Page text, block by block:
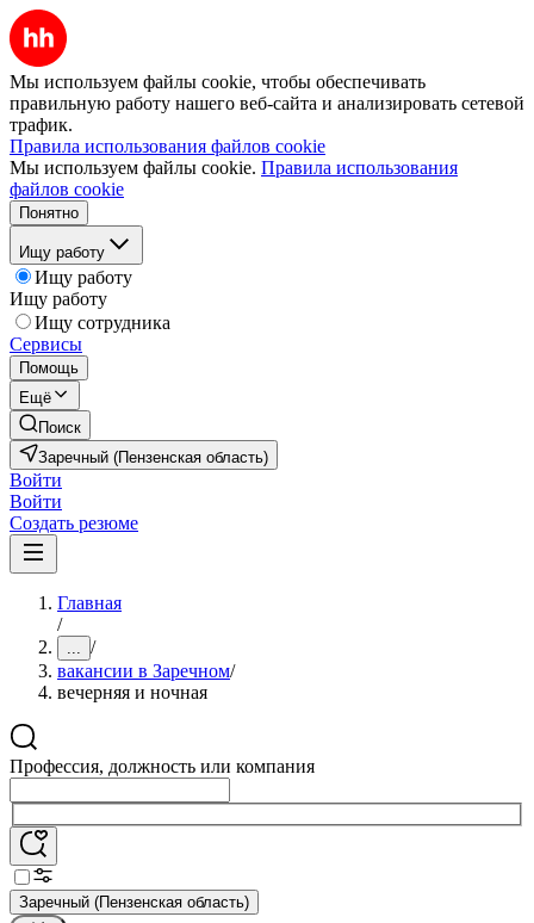
Мы используем файлы cookie, чтобы обеспечивать
правильную работу нашего веб-сайта и анализировать сетевой
трафик.
Правила использования файлов cookie
Мы используем файлы cookie. Правила использования
файлов cookie
Понятно
Ищу работу
Ищу работу
Ищу работу
Ищу сотрудника
Сервисы
Помощь
Ещё
Поиск
Заречный (Пензенская область)
Войти
Войти
Создать резюме
Главная
/
... /
вакансии в Заречном/
вечерняя и ночная
Профессия, должность или компания
Заречный (Пензенская область)